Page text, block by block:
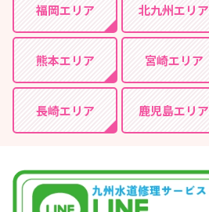
福岡エリア 北九州エリア
熊本エリア 宮崎エリア
長崎エリア 鹿児島エリア